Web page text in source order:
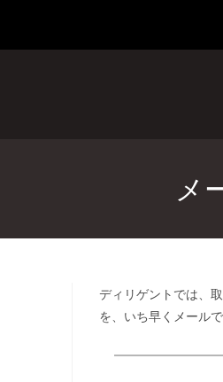
メ
ディリゲントでは、
を、いち早くメール